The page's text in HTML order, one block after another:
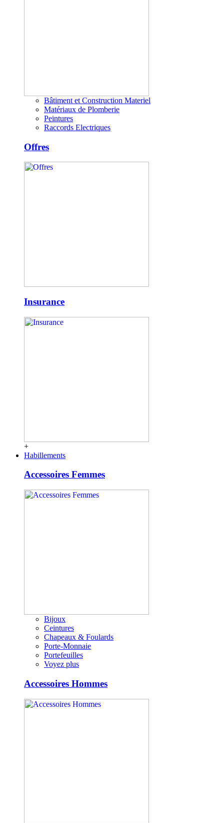
Bâtiment et Construction Materiel
Matériaux de Plomberie
Peintures
Raccords Electriques
Offres
Insurance
+
Habillements
Accessoires Femmes
Bijoux
Ceintures
Chapeaux & Foulards
Porte-Monnaie
Portefeuilles
Voyez plus
Accessoires Hommes